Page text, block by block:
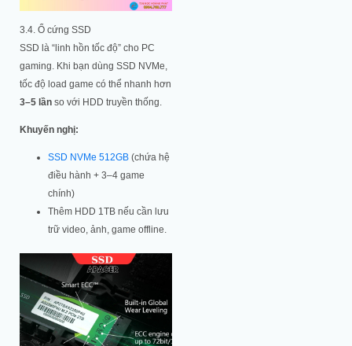
3.4. Ổ cứng SSD
SSD là “linh hồn tốc độ” cho PC
gaming. Khi bạn dùng SSD NVMe,
tốc độ load game có thể nhanh hơn
3–5 lần so với HDD truyền thống.
Khuyến nghị:
SSD NVMe 512GB (chứa hệ
điều hành + 3–4 game
chính)
Thêm HDD 1TB nếu cần lưu
trữ video, ảnh, game offline.